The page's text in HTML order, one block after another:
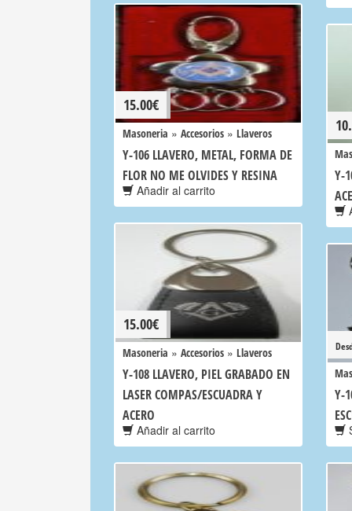
15.00€
Masoneria » Accesorios » Llaveros
Y-106 LLAVERO, METAL, FORMA DE
FLOR NO ME OLVIDES Y RESINA
Añadir al carrito
Y-
15.00€
Masoneria » Accesorios » Llaveros
Y-108 LLAVERO, PIEL GRABADO EN
LASER COMPAS/ESCUADRA Y
ACERO
Añadir al carrito
Y-